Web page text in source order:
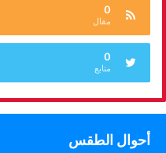
0
مقال
0
متابع
أحوال الطقس